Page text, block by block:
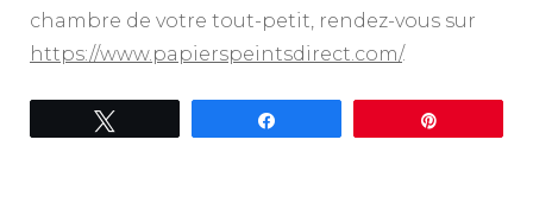
chambre de votre tout-petit, rendez-vous sur
https://www.papierspeintsdirect.com/.